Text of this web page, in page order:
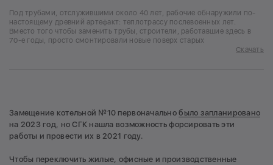
Под трубами, отслужившими около 40 лет, рабочие обнаружили по-
настоящему древний артефакт: теплотрассу послевоенных лет.
Вместо того чтобы заменить трубы, строители, работавшие здесь в
70-е годы, просто смонтировали новые поверх старых
Скачать
Замещение котельной №10 первоначальнобыло запланировано
на 2023 год, но СГК нашла возможность форсировать эти
работы и провести их в 2021 году.
Чтобы переключить жилые, офисные и производственные